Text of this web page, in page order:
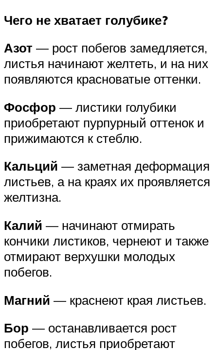
Чего не хватает голубике?
Азот — рост побегов замедляется,
листья начинают желтеть, и на них
появляются красноватые оттенки.
Фосфор — листики голубики
приобретают пурпурный оттенок и
прижимаются к стеблю.
Кальций — заметная деформация
листьев, а на краях их проявляется
желтизна.
Калий — начинают отмирать
кончики листиков, чернеют и также
отмирают верхушки молодых
побегов.
Магний — краснеют края листьев.
Бор — останавливается рост
побегов, листья приобретают